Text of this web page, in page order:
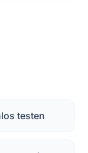
testen